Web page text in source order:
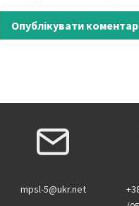
mpsl-5@ukr.net